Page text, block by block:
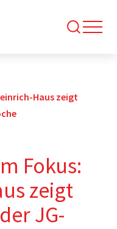
Haus zeigt
Fokus:
zeigt
JG-